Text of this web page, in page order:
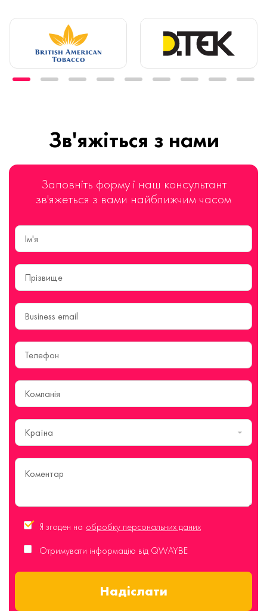
Зв'яжіться з нами
Заповніть форму і наш консультант
зв'яжеться з вами найближчим часом
Країна
Я згоден на обробку персональних даних
Отримувати інформацію від QWAYBE
Надіслати